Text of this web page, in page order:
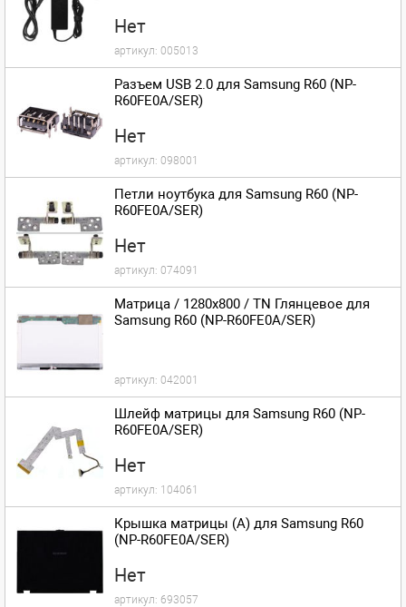
Нет
артикул: 005013
Разъем USB 2.0 для Samsung R60 (NP-
R60FE0A/SER)
Нет
артикул: 098001
Петли ноутбука для Samsung R60 (NP-
R60FE0A/SER)
Нет
артикул: 074091
Матрица / 1280x800 / TN Глянцевое для
Samsung R60 (NP-R60FE0A/SER)
артикул: 042001
Шлейф матрицы для Samsung R60 (NP-
R60FE0A/SER)
Нет
артикул: 104061
Крышка матрицы (A) для Samsung R60
(NP-R60FE0A/SER)
Нет
артикул: 693057